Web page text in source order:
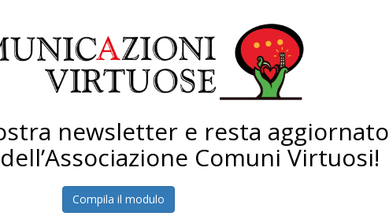
Oderisio,
ipsum
Pietro a fonte
1733. Prt. 1,
e segregato,
sotto la
nel 1882 si
importanza,
state stimate
newsletter e resta aggiornato
Comuni Virtuosi!
Compila il modulo